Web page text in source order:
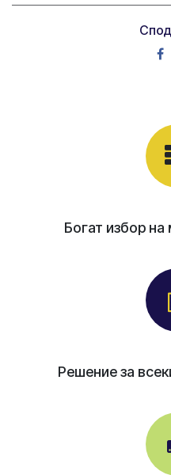
Богат избор
Решение за